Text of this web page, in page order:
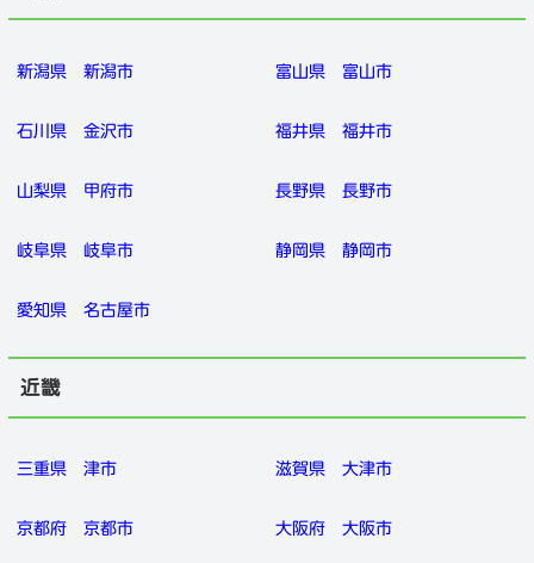
新潟県 新潟市 富山県 富山市
石川県 金沢市 福井県 福井市
山梨県 甲府市 長野県 長野市
岐阜県 岐阜市 静岡県 静岡市
愛知県 名古屋市
近畿
三重県 津市 滋賀県 大津市
京都府 京都市 大阪府 大阪市